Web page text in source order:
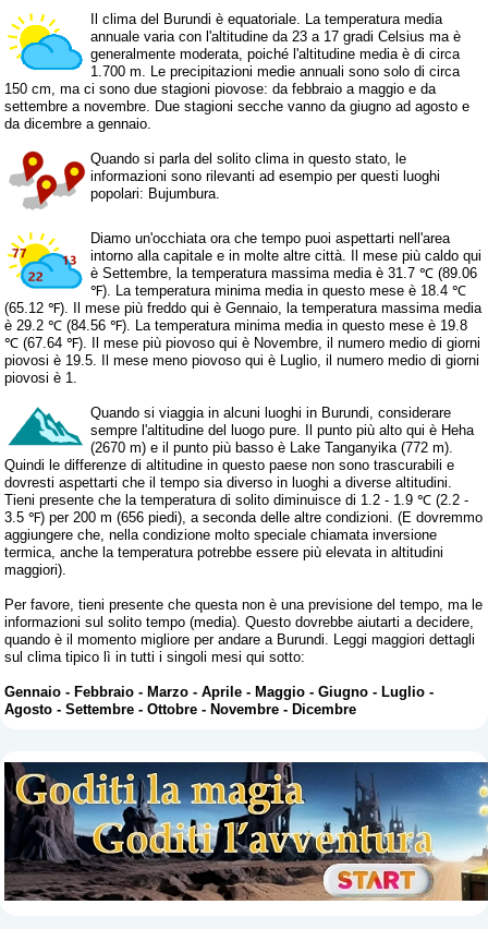
Il clima del Burundi è equatoriale. La temperatura media
annuale varia con l'altitudine da 23 a 17 gradi Celsius ma è
generalmente moderata, poiché l'altitudine media è di circa
1.700 m. Le precipitazioni medie annuali sono solo di circa
150 cm, ma ci sono due stagioni piovose: da febbraio a maggio e da
settembre a novembre. Due stagioni secche vanno da giugno ad agosto e
da dicembre a gennaio.
Quando si parla del solito clima in questo stato, le
informazioni sono rilevanti ad esempio per questi luoghi
popolari: Bujumbura.
Diamo un'occhiata ora che tempo puoi aspettarti nell'area
intorno alla capitale e in molte altre città. Il mese più caldo qui
è Settembre, la temperatura massima media è 31.7 ℃ (89.06
℉). La temperatura minima media in questo mese è 18.4 ℃
(65.12 ℉). Il mese più freddo qui è Gennaio, la temperatura massima media
è 29.2 ℃ (84.56 ℉). La temperatura minima media in questo mese è 19.8
℃ (67.64 ℉). Il mese più piovoso qui è Novembre, il numero medio di giorni
piovosi è 19.5. Il mese meno piovoso qui è Luglio, il numero medio di giorni
piovosi è 1.
Quando si viaggia in alcuni luoghi in Burundi, considerare
sempre l'altitudine del luogo pure. Il punto più alto qui è Heha
(2670 m) e il punto più basso è Lake Tanganyika (772 m).
Quindi le differenze di altitudine in questo paese non sono trascurabili e
dovresti aspettarti che il tempo sia diverso in luoghi a diverse altitudini.
Tieni presente che la temperatura di solito diminuisce di 1.2 - 1.9 ℃ (2.2 -
3.5 ℉) per 200 m (656 piedi), a seconda delle altre condizioni. (E dovremmo
aggiungere che, nella condizione molto speciale chiamata inversione
termica, anche la temperatura potrebbe essere più elevata in altitudini
maggiori).
Per favore, tieni presente che questa non è una previsione del tempo, ma le
informazioni sul solito tempo (media). Questo dovrebbe aiutarti a decidere,
quando è il momento migliore per andare a Burundi. Leggi maggiori dettagli
sul clima tipico lì in tutti i singoli mesi qui sotto:
Gennaio -Febbraio -Marzo -Aprile -Maggio -Giugno -Luglio -
Agosto -Settembre -Ottobre -Novembre -Dicembre